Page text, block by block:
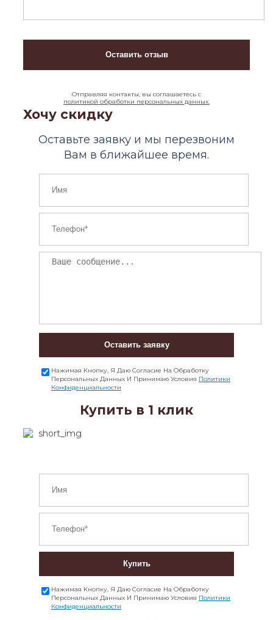
Отправляя контакты, вы соглашаетесь с
политикой обработки персональных данных.
Хочу скидку
Оставьте заявку и мы перезвоним
Вам в ближайшее время.
Оставить заявку
Нажимая Кнопку, Я Даю Согласие На Обработку
Персональных Данных И Принимаю Условия Политики
Конфиденциальности
Купить в 1 клик
Купить
Нажимая Кнопку, Я Даю Согласие На Обработку
Персональных Данных И Принимаю Условия Политики
Конфиденциальности